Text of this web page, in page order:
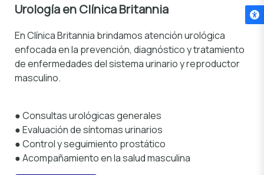
Urologíaen Clínica Britannia
En Clínica Britannia brindamos atención urológica
enfocada en la prevención, diagnóstico y tratamiento
de enfermedades del sistema urinario y reproductor
masculino.
●Consultas urológicas generales
● Evaluación de síntomas urinarios
● Control y seguimiento prostático
● Acompañamiento en la salud masculina